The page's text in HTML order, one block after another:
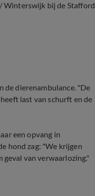
Winterswijk bij de Stafford
de dierenambulance. "De
last van schurft en de
een opvang in
hond zag: "We krijgen
geval van verwaarlozing."